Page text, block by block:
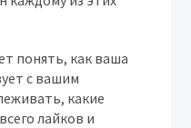
понять, как ваша
с вашим
какие
лайков и